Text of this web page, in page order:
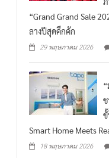
“Grand Grand Sale
ลางปีสุดคึกคัก
29 พฤษภาคม 2026
Smart Home Meets